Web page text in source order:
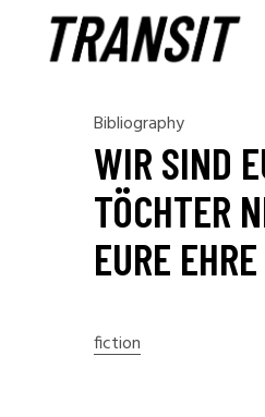
Bibliography
WIR SIND
TÖCHTER
EURE EHRE
fiction